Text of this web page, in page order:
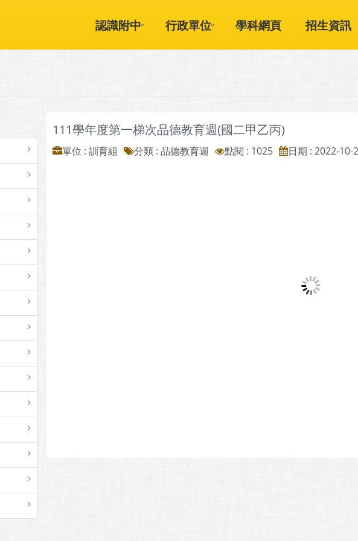
認識附中 行政單位 學科網頁 招生資訊
111學年度第一梯次品德教育週(國二甲乙丙)
單位 : 訓育組 分類 : 品德教育週 點閱 : 1025 日期 : 2022-10-